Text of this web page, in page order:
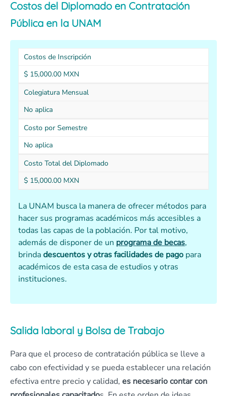
Costos del Diplomado en Contratación
Pública en la UNAM
Costos de Inscripción
$ 15,000.00 MXN
Colegiatura Mensual
No aplica
Costo por Semestre
No aplica
Costo Total del Diplomado
$ 15,000.00 MXN
La UNAM busca la manera de ofrecer métodos para
hacer sus programas académicos más accesibles a
todas las capas de la población. Por tal motivo,
además de disponer de un programa de becas,
brindadescuentos y otras facilidades de pago para
académicos de esta casa de estudios y otras
instituciones.
Salida laboral y Bolsa de Trabajo
Para que el proceso de contratación pública se lleve a
cabo con efectividad y se pueda establecer una relación
efectiva entre precio y calidad, es necesario contar con